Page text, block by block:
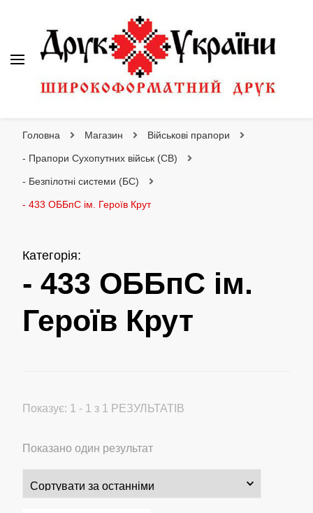
Головна Магазин Військові прапори
- Прапори Сухопутних військ (СВ)
- Безпілотні системи (БС)
- 433 ОББпС ім. Героїв Крут
Категорія:
- 433 ОББпС ім.
Героїв Крут
Показує: 1 - 1 з 1 РЕЗУЛЬТАТІВ
Показано один результат